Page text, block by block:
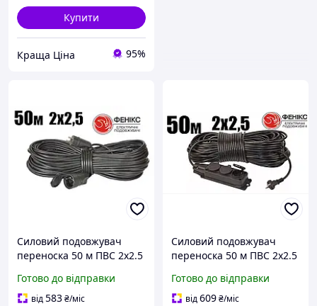
Купити
Краща Ціна 95%
Силовий подовжувач
переноска 50 м ПВС 2х2.5
заземлення Фенікс
Готово до відправки
від583₴/міс
Силовий подовжувач
переноска 50 м ПВС 2х2.5
розетки без заземлення
Фенікс
Готово до відправки
від609₴/міс